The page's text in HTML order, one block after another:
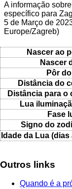
A informação
específico para
5 de Março de
Europe/Zagreb)
Nascer ao
Nascer
Pôr
Distância do
Distância para o
Lua
Fase
Signo do
Idade da Lua
Outros links
Quando é a